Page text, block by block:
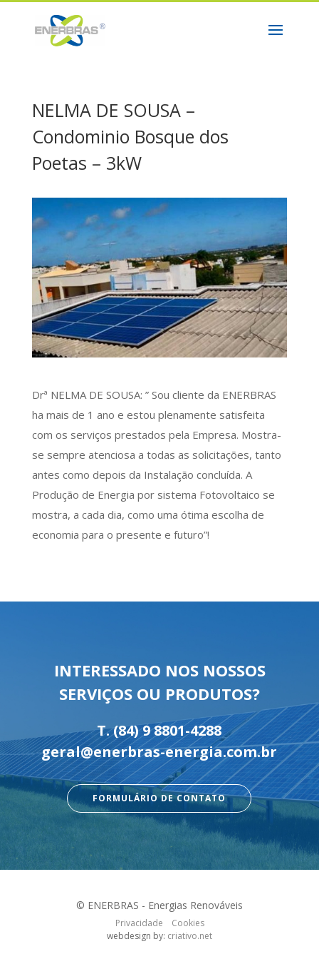
NELMA DE SOUSA –
Condominio Bosque dos
Poetas – 3kW
Drª NELMA DE SOUSA: ” Sou cliente da ENERBRAS
ha mais de 1 ano e estou plenamente satisfeita
com os serviços prestados pela Empresa. Mostra-
se sempre atenciosa a todas as solicitações, tanto
antes como depois da Instalação concluída. A
Produção de Energia por sistema Fotovoltaico se
mostra, a cada dia, como uma ótima escolha de
economia para o presente e futuro”!
INTERESSADO NOS NOSSOS
SERVIÇOS OU PRODUTOS?
T.(84) 9 8801-4288
geral@enerbras-energia.com.br
FORMULÁRIO DE CONTATO
© ENERBRAS - Energias Renováveis
Privacidade
Cookies
webdesign by: criativo.net